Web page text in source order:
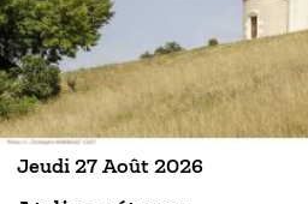
Jeudi 27 Août 2026